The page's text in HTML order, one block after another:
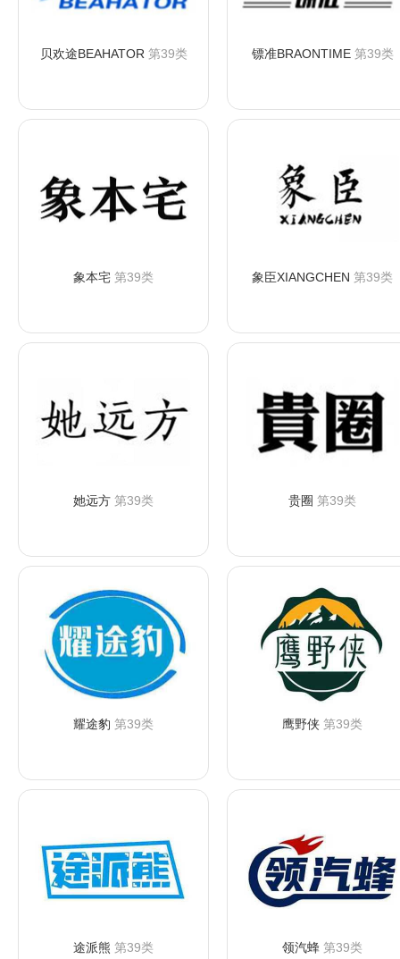
贝欢途BEAHATOR 第39类 镖准BRAONTIME第39类
象本宅 第39类 象臣XIANGCHEN 第39类
她远方 第39类 贵圈 第39类
耀途豹 第39类 鹰野侠 第39类
途派熊 第39类 领汽蜂 第39类